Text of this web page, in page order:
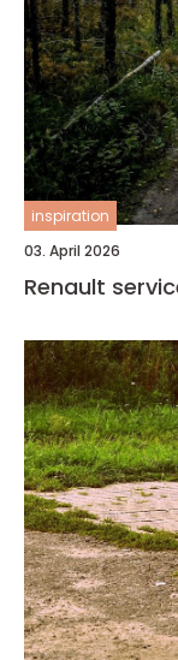
inspiration
03. April 2026
Renault